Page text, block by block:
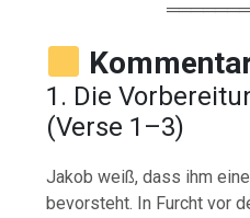
1. Die
(Verse 1–3)
Jakobweiß,dass ihm
bevorsteht. In Furchtvor